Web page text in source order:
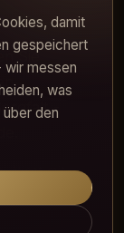
Sie
-
Nicht mit
damit
gespeichert
wir messen
was
über den